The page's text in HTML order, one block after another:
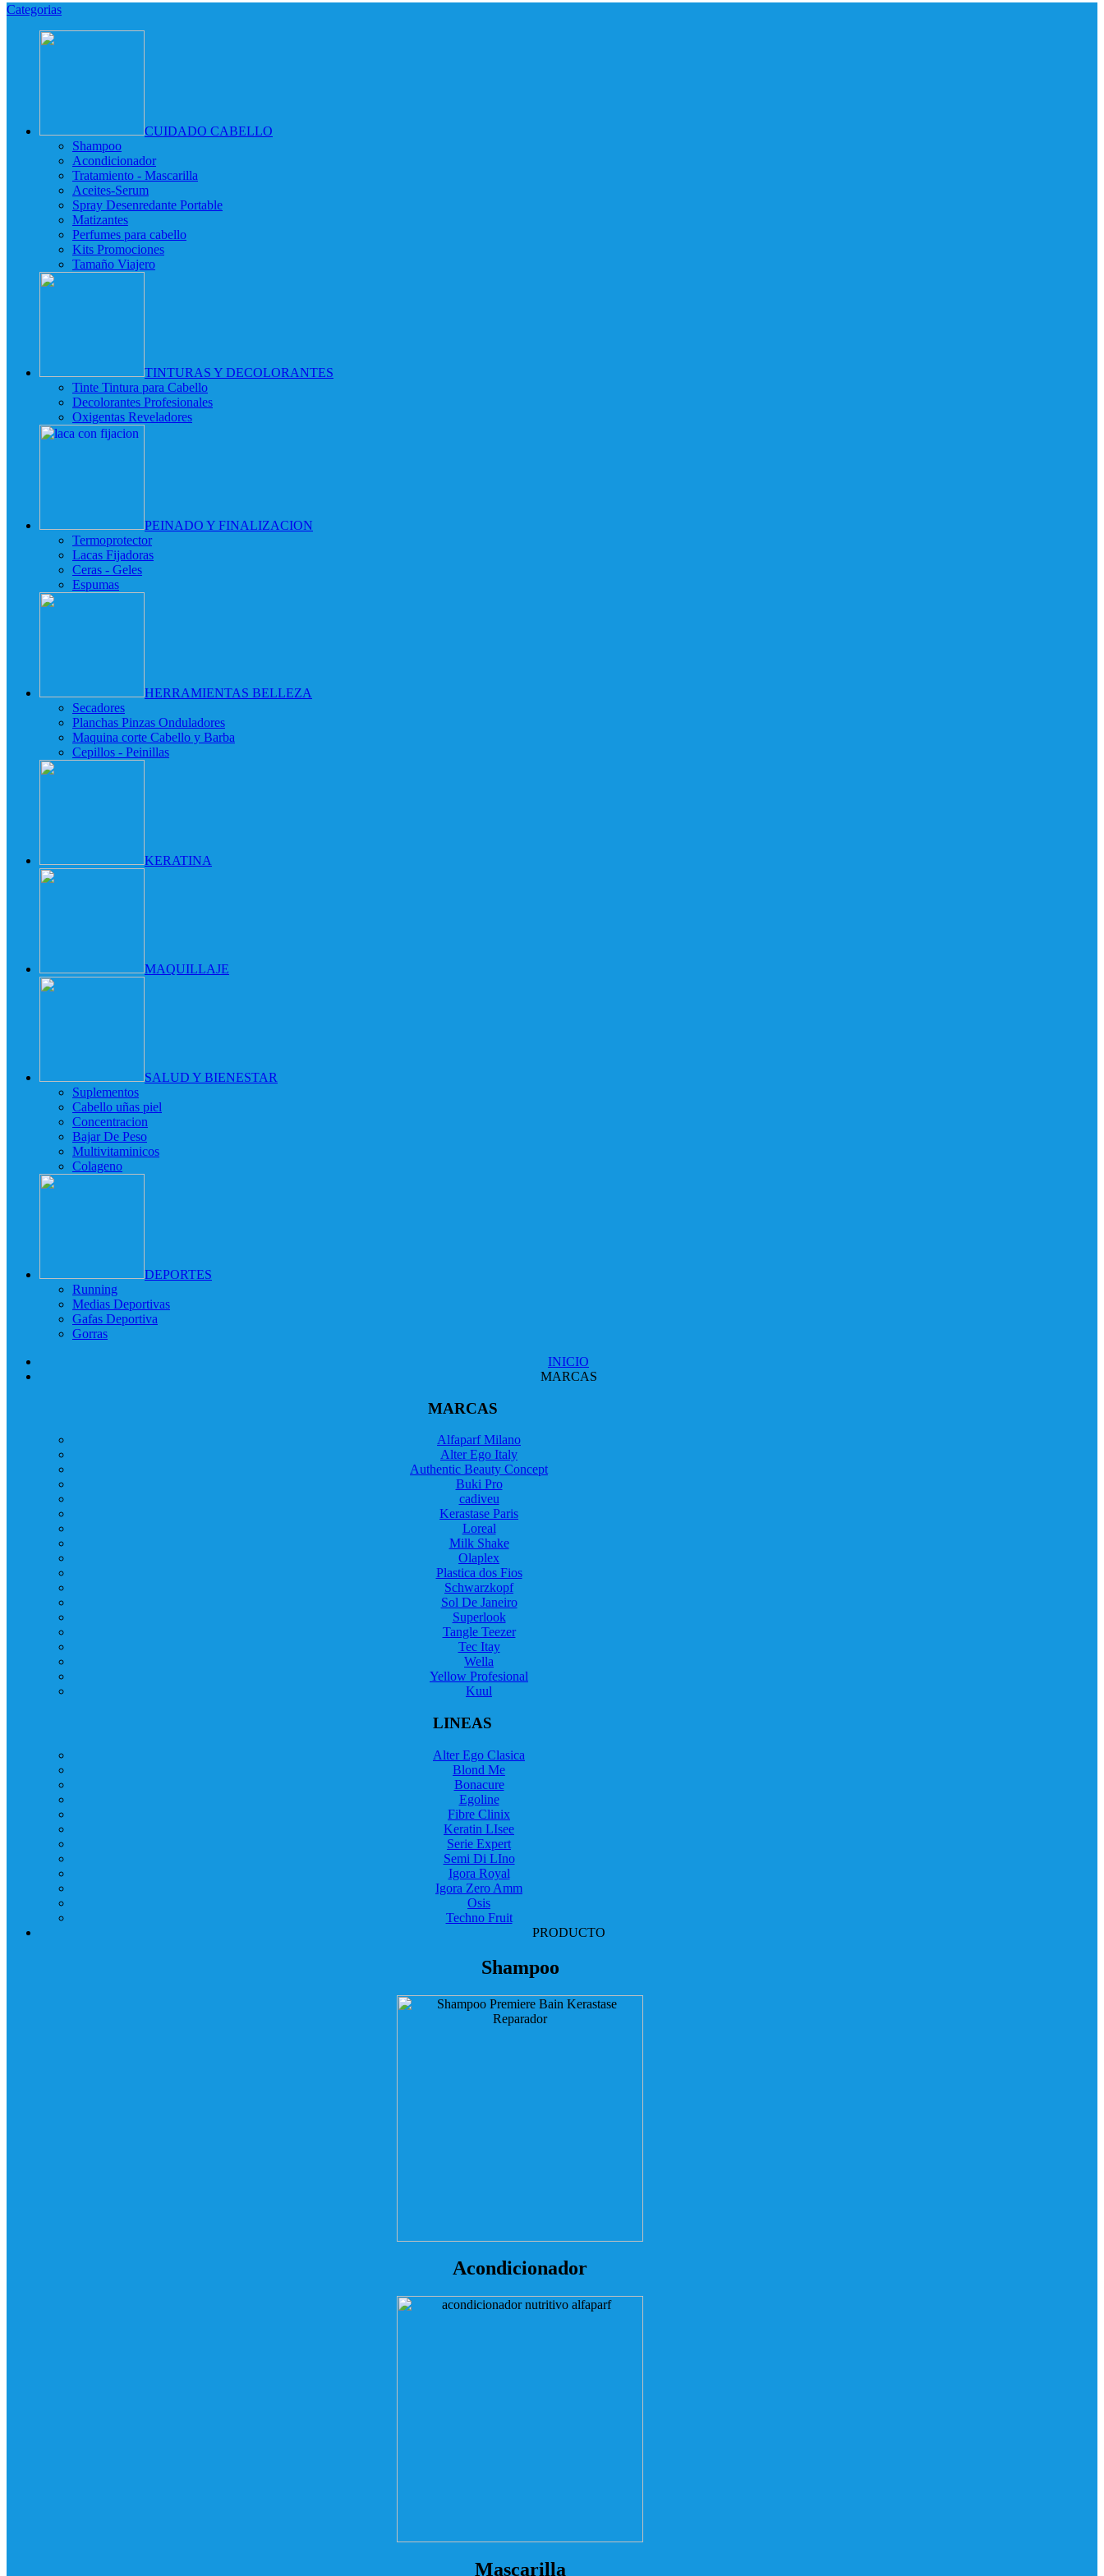
Categorias
CUIDADO CABELLO
Shampoo
Acondicionador
Tratamiento - Mascarilla
Aceites-Serum
Spray Desenredante Portable
Matizantes
Perfumes para cabello
Kits Promociones
Tamaño Viajero
TINTURAS Y DECOLORANTES
Tinte Tintura para Cabello
Decolorantes Profesionales
Oxigentas Reveladores
PEINADO Y FINALIZACION
Termoprotector
Lacas Fijadoras
Ceras - Geles
Espumas
HERRAMIENTAS BELLEZA
Secadores
Planchas Pinzas Onduladores
Maquina corte Cabello y Barba
Cepillos - Peinillas
KERATINA
MAQUILLAJE
SALUD Y BIENESTAR
Suplementos
Cabello uñas piel
Concentracion
Bajar De Peso
Multivitaminicos
Colageno
DEPORTES
Running
Medias Deportivas
Gafas Deportiva
Gorras
INICIO
MARCAS
MARCAS
Alfaparf Milano
Alter Ego Italy
Authentic Beauty Concept
Buki Pro
cadiveu
Kerastase Paris
Loreal
Milk Shake
Olaplex
Plastica dos Fios
Schwarzkopf
Sol De Janeiro
Superlook
Tangle Teezer
Tec Itay
Wella
Yellow Profesional
Kuul
LINEAS
Alter Ego Clasica
Blond Me
Bonacure
Egoline
Fibre Clinix
Keratin LIsee
Serie Expert
Semi Di LIno
Igora Royal
Igora Zero Amm
Osis
Techno Fruit
PRODUCTO
Shampoo
Acondicionador
Mascarilla